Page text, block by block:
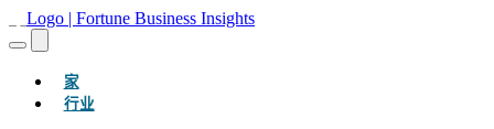
家(当前的)
行业